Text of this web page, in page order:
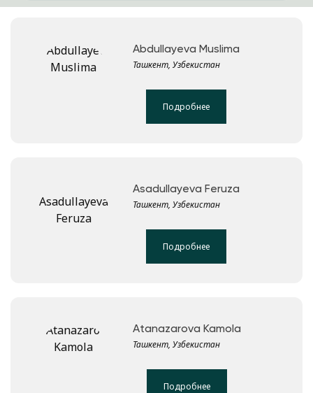
Abdullayeva Muslima
Ташкент, Узбекистан
Подробнее
Asadullayeva Feruza
Ташкент, Узбекистан
Подробнее
Atanazarova Kamola
Ташкент, Узбекистан
Подробнее